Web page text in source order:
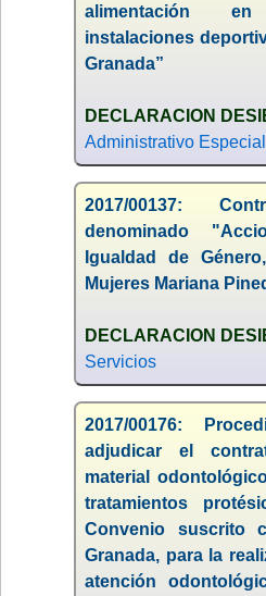
alimentación
instalaciones
Granada”
DECLARACION
Administrativo Especial
2017/00137:
denominado
Igualdad de
Mujeres Mariana
DECLARACION
Servicios
2017/00176:
adjudicar el
material
tratamientos
Convenio suscrito
Granada, para la
atención